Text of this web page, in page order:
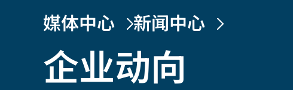
媒体中心 新闻中心
企业动向